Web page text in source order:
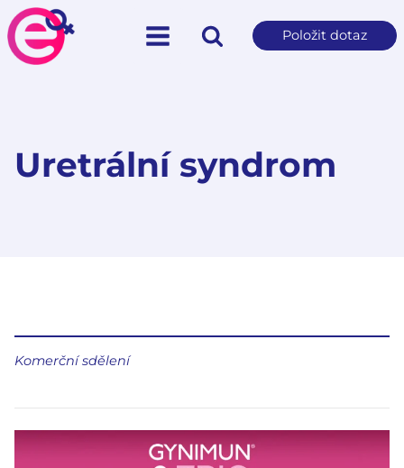
Položit dotaz
Uretrální syndrom
Komerční sdělení